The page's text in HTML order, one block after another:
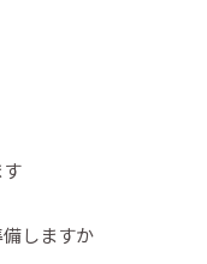
しますか